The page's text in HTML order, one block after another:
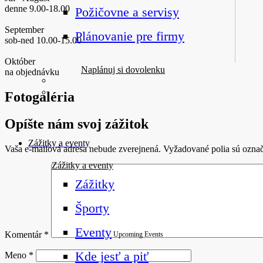
Požičovne a servisy
Plánovanie pre firmy
Naplánuj si dovolenku
Zážitky a eventy
Zážitky a eventy
Zážitky
Športy
Eventy Upcoming Events
Kde jesť a piť
denne 9.00-18.00
September
sob-ned 10.00-15.00
Október
na objednávku
Fotogaléria
Opíšte nám svoj zážitok
Vaša e-mailová adresa nebude zverejnená. Vyžadované polia sú
Komentár *
Meno *